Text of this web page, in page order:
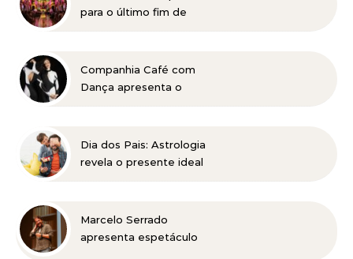
para o último fim de
Horizonte
Companhia Café com
Dança apresenta o
Dia dos Pais: Astrologia
revela o presente ideal
Marcelo Serrado
apresenta espetáculo